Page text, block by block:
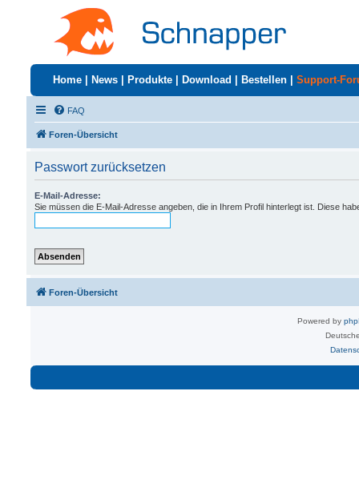
Home News Produkte Download Bestellen Support-
FAQ
Foren-Übersicht
Passwort zurücksetzen
E-Mail-Adresse:
Sie müssen die E-Mail-Adresse angeben, die in Ihrem Profil hinterlegt ist. Diese
Foren-Übersicht
Powered by